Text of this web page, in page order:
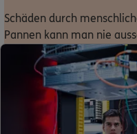
Kontakt
Schäden durch
Pannen kann man nie